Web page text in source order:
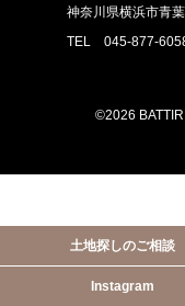
神奈川県横浜市青
TEL 045-877-
©2026
土地探しのご相談
Instagram